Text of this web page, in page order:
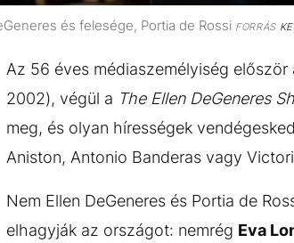
és felesége, Portia de Rossi FORRÁS
Az 56 éves médiaszemélyiség először
2002), végül a The Ellen DeGeneres
meg, és olyan hírességek
Aniston, Antonio Banderas vagy
Nem Ellen DeGeneres és Portia de
elhagyják az országot: nemrég Eva